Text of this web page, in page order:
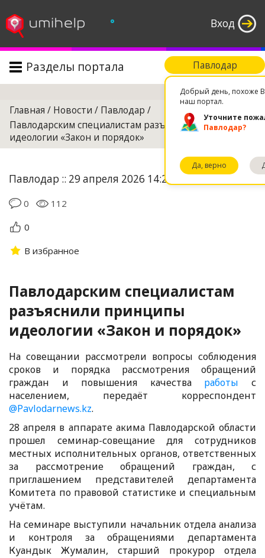
Вход
°
Павлодар
Добрый день, похоже
наш портал.
Уточните
Павлодар?
Да, верно
Разделы портала Поиск
Главная / Новости / Павлодар /
Павлодарским специалистам разъяснили принципы
идеологии «Закон и порядок»
Павлодар :: 29 апреля 2026 14:20
0
112
0
В избранное
Павлодарским специалистам
разъяснили принципы
идеологии «Закон и порядок»
На совещании рассмотрели вопросы соблюдения
сроков и порядка рассмотрения обращений
граждан и повышения качества работы с
населением, передаёт корреспондент
@Pavlodarnews.kz.
28 апреля в аппарате акима Павлодарской области
прошел семинар-совещание для сотрудников
местных исполнительных органов, ответственных
за рассмотрение обращений граждан, с
приглашением представителей департамента
Комитета по правовой статистике и специальным
учётам.
На семинаре выступили начальник отдела анализа
и контроля за обращениями департамента
Куандык Жумалин, старший прокурор отдела